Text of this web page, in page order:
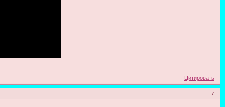
Цитировать
7